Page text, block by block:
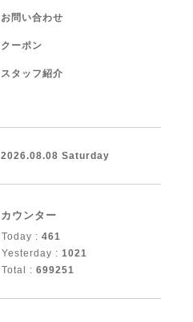
お問い合わせ
クーポン
スタッフ紹介
2026.08.08 Saturday
カウンター
Today : 461
Yesterday : 1021
Total : 699251